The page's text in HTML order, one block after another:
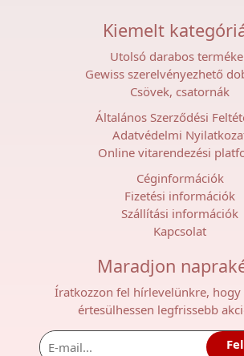
Kiemelt
Utolsó darabos
Gewiss szerelvényezhető
Csövek, csatornák
Általános Szerződési
Adatvédelmi
Online vitarendezési
Céginformációk
Fizetési információk
Szállítási információk
Kapcsolat
Maradjon
Íratkozzon fel hírlevelünkre, hogy
értesülhessen legfrissebb